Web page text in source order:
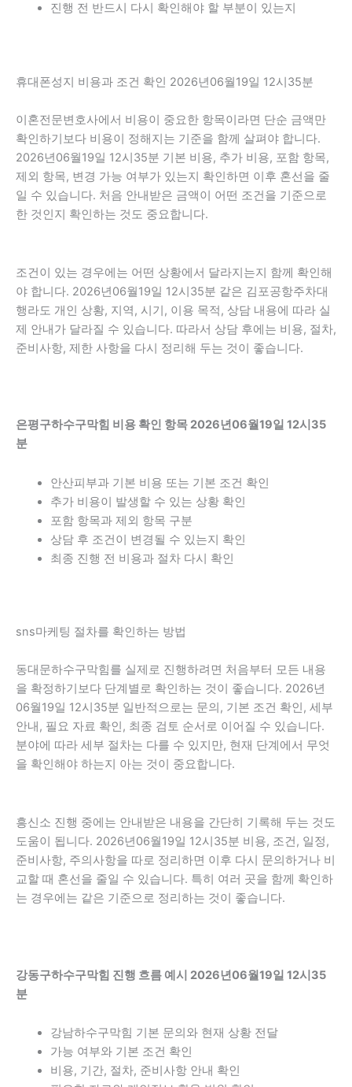
진행 전 반드시 다시 확인해야 할 부분이 있는지
휴대폰성지 비용과 조건 확인 2026년06월19일 12시35분
이혼전문변호사에서 비용이 중요한 항목이라면 단순 금액만
확인하기보다 비용이 정해지는 기준을 함께 살펴야 합니다.
2026년06월19일 12시35분 기본 비용, 추가 비용, 포함 항목,
제외 항목, 변경 가능 여부가 있는지 확인하면 이후 혼선을 줄
일 수 있습니다. 처음 안내받은 금액이 어떤 조건을 기준으로
한 것인지 확인하는 것도 중요합니다.
조건이 있는 경우에는 어떤 상황에서 달라지는지 함께 확인해
야 합니다. 2026년06월19일 12시35분 같은 김포공항주차대
행라도 개인 상황, 지역, 시기, 이용 목적, 상담 내용에 따라 실
제 안내가 달라질 수 있습니다. 따라서 상담 후에는 비용, 절차,
준비사항, 제한 사항을 다시 정리해 두는 것이 좋습니다.
은평구하수구막힘 비용 확인 항목 2026년06월19일 12시35
분
안산피부과 기본 비용 또는 기본 조건 확인
추가 비용이 발생할 수 있는 상황 확인
포함 항목과 제외 항목 구분
상담 후 조건이 변경될 수 있는지 확인
최종 진행 전 비용과 절차 다시 확인
sns마케팅 절차를 확인하는 방법
동대문하수구막힘를 실제로 진행하려면 처음부터 모든 내용
을 확정하기보다 단계별로 확인하는 것이 좋습니다. 2026년
06월19일 12시35분 일반적으로는 문의, 기본 조건 확인, 세부
안내, 필요 자료 확인, 최종 검토 순서로 이어질 수 있습니다.
분야에 따라 세부 절차는 다를 수 있지만, 현재 단계에서 무엇
을 확인해야 하는지 아는 것이 중요합니다.
흥신소 진행 중에는 안내받은 내용을 간단히 기록해 두는 것도
도움이 됩니다. 2026년06월19일 12시35분 비용, 조건, 일정,
준비사항, 주의사항을 따로 정리하면 이후 다시 문의하거나 비
교할 때 혼선을 줄일 수 있습니다. 특히 여러 곳을 함께 확인하
는 경우에는 같은 기준으로 정리하는 것이 좋습니다.
강동구하수구막힘 진행 흐름 예시 2026년06월19일 12시35
분
강남하수구막힘 기본 문의와 현재 상황 전달
가능 여부와 기본 조건 확인
비용, 기간, 절차, 준비사항 안내 확인